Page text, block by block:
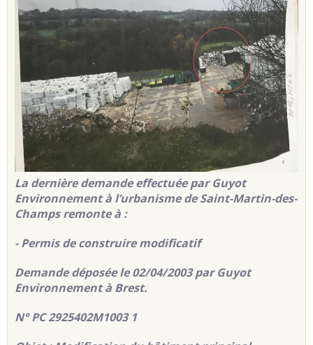
La dernière demande effectuée par Guyot
Environnement à l’urbanisme de Saint-Martin-des-
Champs remonte à :
- Permis de construire modificatif
Demande déposée le 02/04/2003 par Guyot
Environnement à Brest.
N° PC 2925402M1003 1